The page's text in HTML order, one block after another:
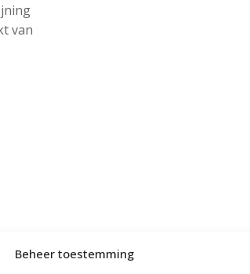
Beheer toestemming
van